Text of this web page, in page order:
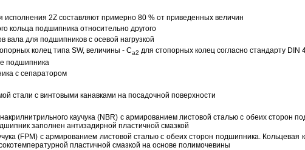
2Z составляют примерно 80 % от приведенных величин
кольца подшипника относительно другого
вала для подшипников с осевой нагрузкой
колец типа SW, величины - Ca2 для стопорных колец согласно стандарту DIN
подшипника
с сепаратором
стали с винтовыми канавками на посадочной поверхности
каучука (NBR) с армированием листовой сталью с обеих сторон
заполнен антизадирной пластичной смазкой
(FPM) с армированием листовой сталью с обеих сторон подшипника.
пластичной смазкой на основе полимочевины